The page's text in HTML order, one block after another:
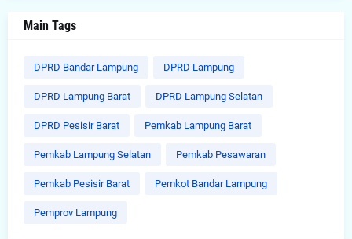
Main Tags
DPRD Bandar Lampung DPRD Lampung
DPRD Lampung Barat DPRD Lampung Selatan
DPRD Pesisir Barat Pemkab Lampung Barat
Pemkab Lampung Selatan Pemkab Pesawaran
Pemkab Pesisir Barat Pemkot Bandar Lampung
Pemprov Lampung